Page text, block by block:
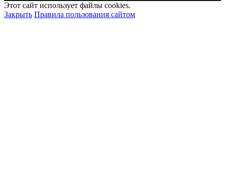
Этот сайт использует файлы cookies.
Закрыть Правила пользования сайтом